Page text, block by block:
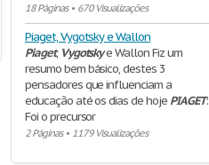
18 Páginas• 670 Visualizações
Piaget, Vygotsky e Wallon
Piaget, Vygotskye Wallon Fiz um
resumo bem básico, destes 3
pensadores que influenciam a
educação até os dias de hoje PIAGET:
Foi o precursor
2 Páginas• 1179 Visualizações